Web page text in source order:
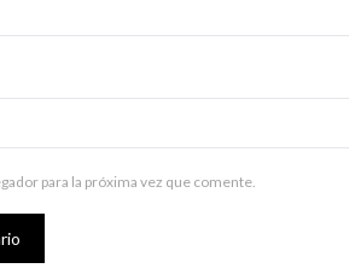
para la próxima vez que comente.